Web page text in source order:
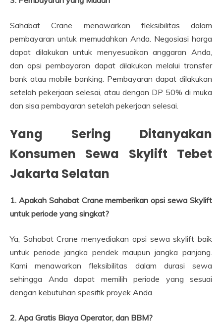
Sahabat Crane menawarkan fleksibilitas dalam
pembayaran untuk memudahkan Anda. Negosiasi harga
dapat dilakukan untuk menyesuaikan anggaran Anda,
dan opsi pembayaran dapat dilakukan melalui transfer
bank atau mobile banking. Pembayaran dapat dilakukan
setelah pekerjaan selesai, atau dengan DP 50% di muka
dan sisa pembayaran setelah pekerjaan selesai.
Yang Sering Ditanyakan
Konsumen Sewa Skylift Tebet
Jakarta Selatan
1. Apakah Sahabat Crane memberikan opsi sewa Skylift
untuk periode yang singkat?
Ya, Sahabat Crane menyediakan opsi sewa skylift baik
untuk periode jangka pendek maupun jangka panjang.
Kami menawarkan fleksibilitas dalam durasi sewa
sehingga Anda dapat memilih periode yang sesuai
dengan kebutuhan spesifik proyek Anda.
2. Apa Gratis Biaya Operator, dan BBM?